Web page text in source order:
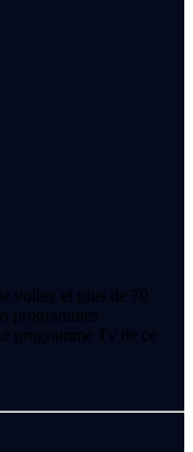
volley et plus de 70
programmes
programme Tv de ce